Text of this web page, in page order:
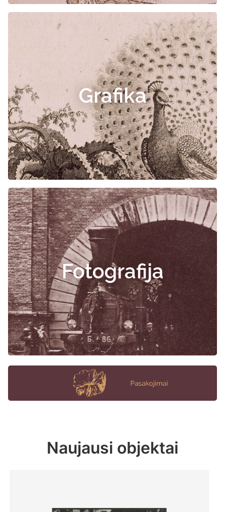
Grafika
Fotografija
Naujausi objektai